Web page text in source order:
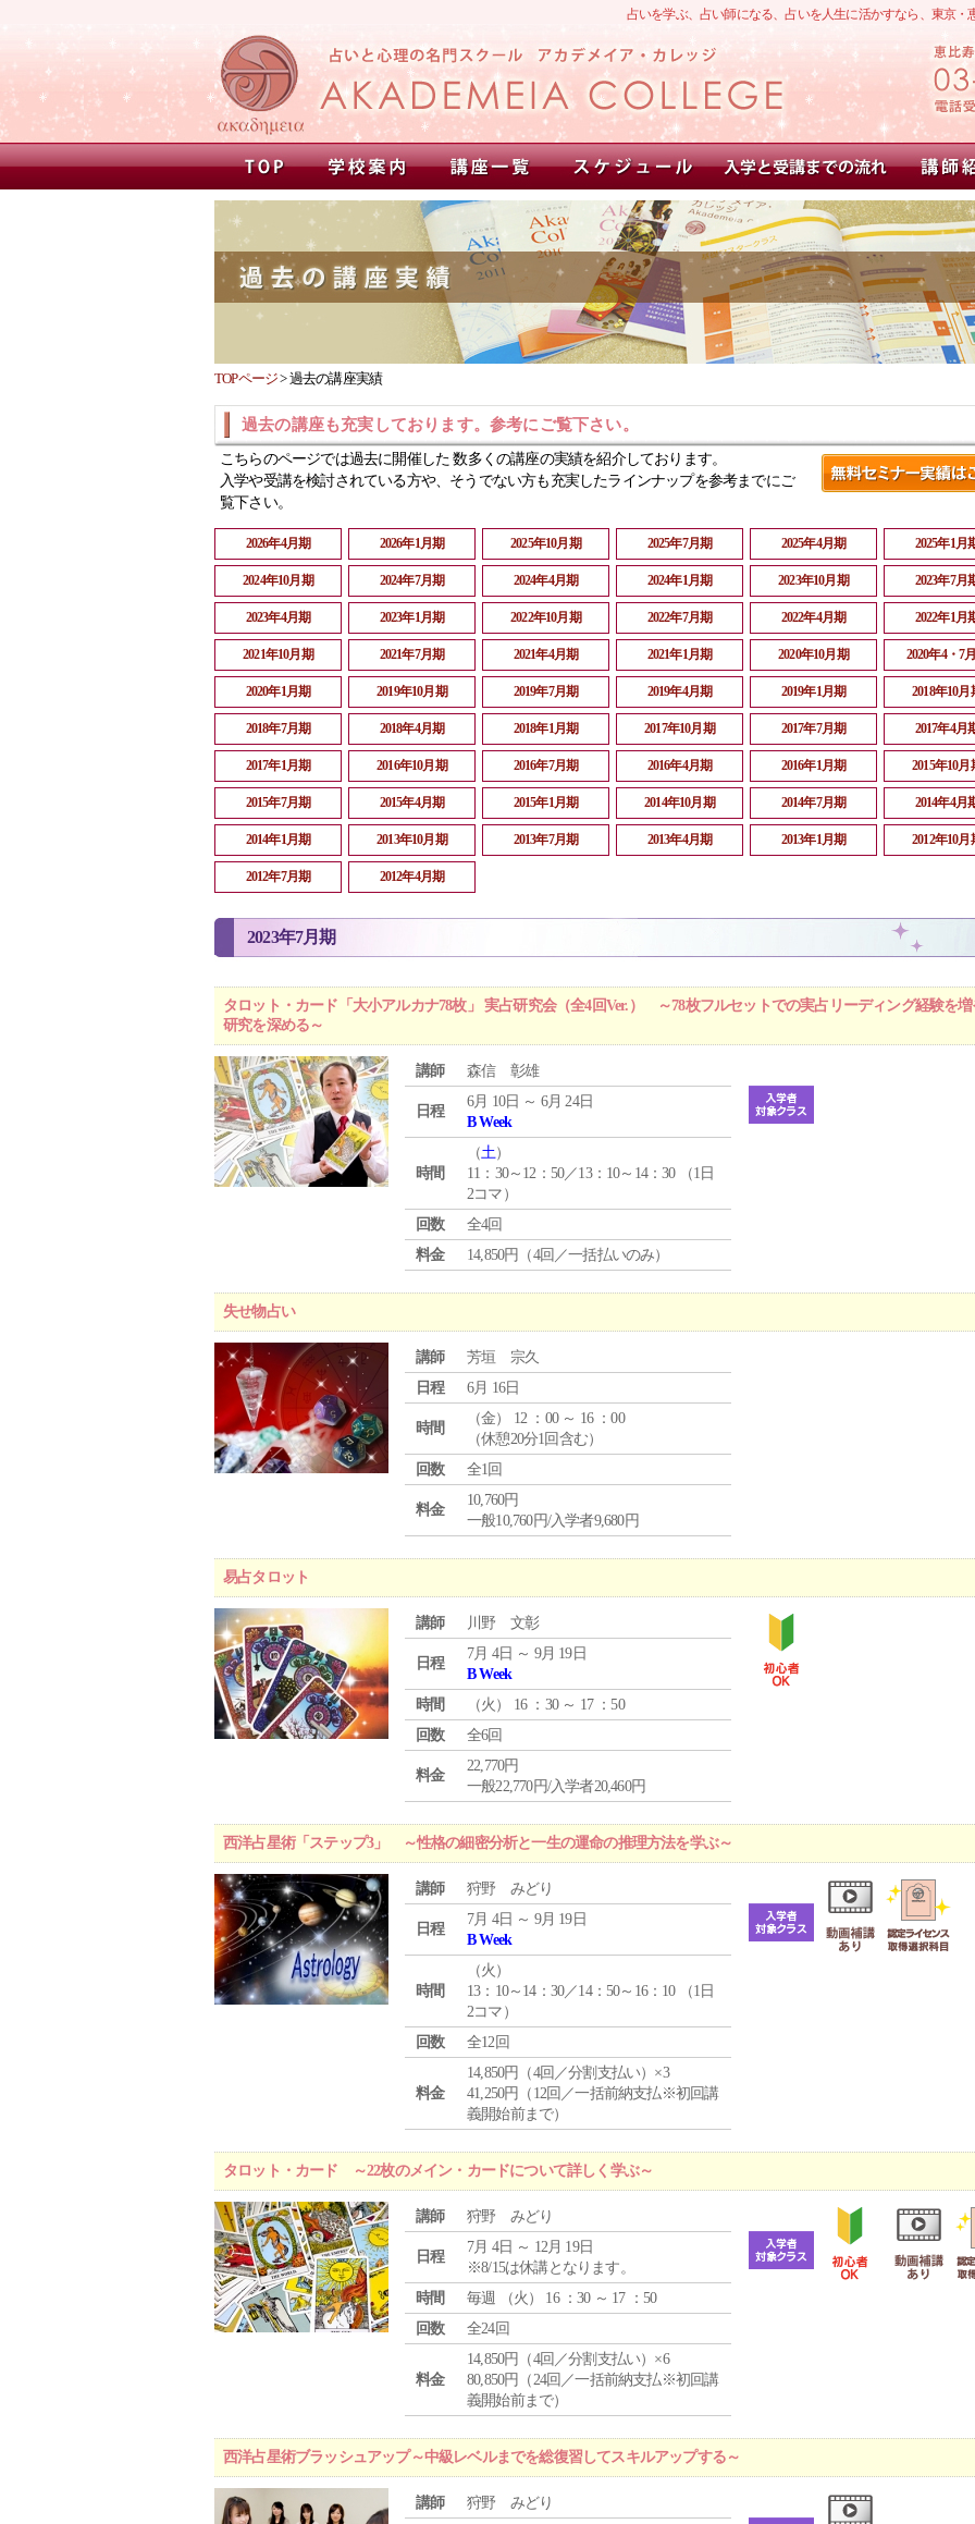
占いを学ぶ、占い師になる、占いを人生に活かすなら、東京
TOPページ>過去の講座実績
過去の講座も充実しております。参考にご覧下さい。
こちらのページでは過去に開催した 数多くの講座の実績を紹介しております。
入学や受講を検討されている方や、そうでない方も充実したラインナップを参考までにご
覧下さい。
2026年4月期 2026年1月期 2025年10月期 2025年7月期 2025年4月期 2025年1月
2024年10月期 2024年7月期 2024年4月期 2024年1月期 2023年10月期 2023年7月
2023年4月期 2023年1月期 2022年10月期 2022年7月期 2022年4月期 2022年1月
2021年10月期 2021年7月期 2021年4月期 2021年1月期 2020年10月期 2020年4・7
2020年1月期 2019年10月期 2019年7月期 2019年4月期 2019年1月期 2018年10月
2018年7月期 2018年4月期 2018年1月期 2017年10月期 2017年7月期 2017年4月
2017年1月期 2016年10月期 2016年7月期 2016年4月期 2016年1月期 2015年10月
2015年7月期 2015年4月期 2015年1月期 2014年10月期 2014年7月期 2014年4月
2014年1月期 2013年10月期 2013年7月期 2013年4月期 2013年1月期 2012年10月
2012年7月期 2012年4月期
2023年7月期
タロット・カード「大小アルカナ78枚」 実占研究会（全4回Ver.） ～78枚フルセットでの実占リーディング経験を
研究を深める～
講師 森信 彰雄
日程
6月 10日 ～ 6月 24日
B Week
時間
（土）
11：30～12：50／13：10～14：30 （1日
2コマ）
回数
全4回
料金
14,850円（4回／一括払いのみ）
失せ物占い
講師
芳垣 宗久
日程
6月 16日
時間
（金） 12 ：00 ～ 16 ：00
（休憩20分1回含む）
回数
全1回
料金
10,760円
一般10,760円/入学者9,680円
易占タロット
講師 川野 文彰
日程
7月 4日 ～ 9月 19日
B Week
時間
（火 ） 16 ：30 ～ 17 ：50
回数
全6回
料金
22,770円
一般22,770円/入学者20,460円
西洋占星術「ステップ3」 ～性格の細密分析と一生の運命の推理方法を学ぶ～
講師 狩野 みどり
日程
7月 4日 ～ 9月 19日
B Week
時間
（火 ）
13：10～14：30／14：50～16：10 （1日
2コマ）
回数
全12回
料金
14,850円（4回／分割支払い）×3
41,250円（12回／一括前納支払※初回講
義開始前まで）
タロット・カード ～22枚のメイン・カードについて詳しく学ぶ～
講師 狩野 みどり
日程
7月 4日 ～ 12月 19日
※8/15は休講となります。
時間
毎週 （火 ） 16 ：30 ～ 17 ：50
回数
全24回
料金
14,850円（4回／分割支払い）×6
80,850円（24回／一括前納支払※初回講
義開始前まで）
西洋占星術ブラッシュアップ～中級レベルまでを総復習してスキルアップする～
講師 狩野 みどり